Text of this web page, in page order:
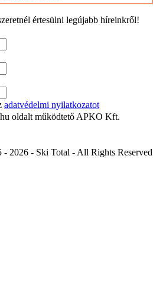
értesülni legújabb híreinkről!
adatvédelmi nyilatkozatot
oldalt működtető APKO Kft.
- 2026 - Ski Total - All Rights Reserved